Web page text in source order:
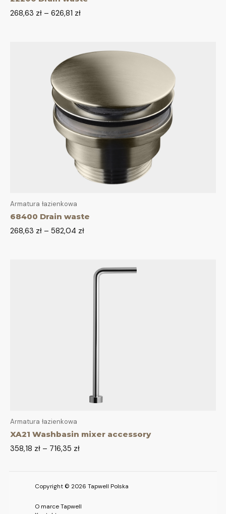
268,63 zł – 626,81 zł
Armatura łazienkowa
68400 Drain waste
268,63 zł – 582,04 zł
Armatura łazienkowa
XA21 Washbasin mixer accessory
358,18 zł – 716,35 zł
Copyright © 2026 Tapwell Polska
O marce Tapwell